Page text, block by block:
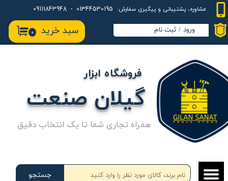
مشاوره، پشتیبانی و پیگیری سفارش:
۰ سبد خرید ورود / ثبت نام
حساب کاربری من
تغییر گذر واژه
سفارشات
خروج از حساب کاربری
جستجو
گیلان صنعت
فروشگاه ابزار
همراه تجاری شما تا یک انتخاب دقیق